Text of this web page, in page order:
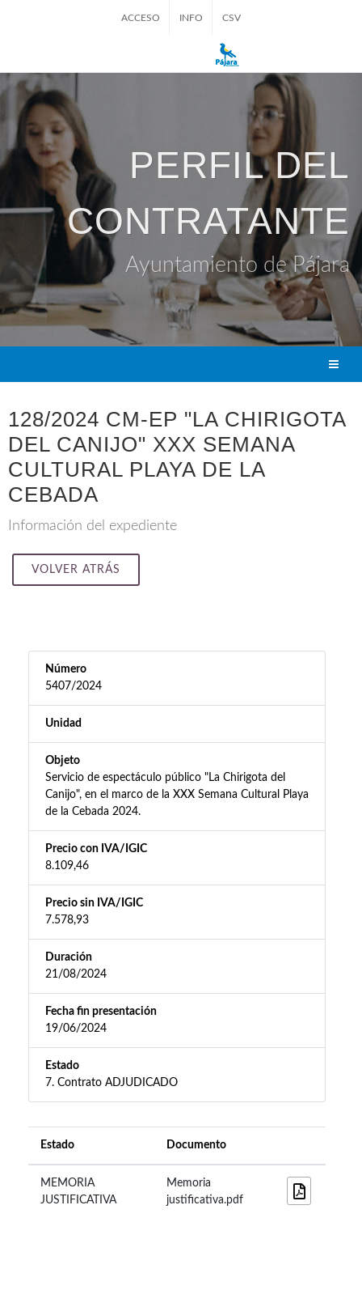
ACCESO INFO CSV
PERFIL DEL
CONTRATANTE
Ayuntamiento de Pájara
128/2024 CM-EP "LA CHIRIGOTA
DEL CANIJO" XXX SEMANA
CULTURAL PLAYA DE LA
CEBADA
Información del expediente
VOLVER ATRÁS
Número
5407/2024
Unidad
Objeto
Servicio de espectáculo público "La Chirigota del
Canijo", en el marco de la XXX Semana Cultural Playa
de la Cebada 2024.
Precio con IVA/IGIC
8.109,46
Precio sin IVA/IGIC
7.578,93
Duración
21/08/2024
Fecha fin presentación
19/06/2024
Estado
7. Contrato ADJUDICADO
Estado Documento
MEMORIA
JUSTIFICATIVA
Memoria
justificativa.pdf